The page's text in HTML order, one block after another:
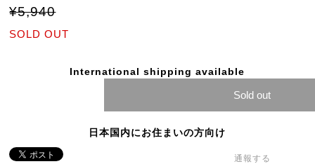
¥5,940
SOLD OUT
International shipping available
Sold out
日本国内にお住まいの方向け
通報する